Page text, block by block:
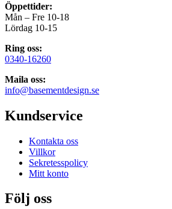
Öppettider:
Mån – Fre 10-18
Lördag 10-15
Ring oss:
0340-16260
Maila oss:
info@basementdesign.se
Kundservice
Kontakta oss
Villkor
Sekretesspolicy
Mitt konto
Följ oss